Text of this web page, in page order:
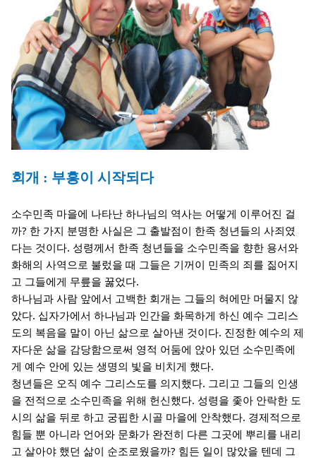
회개 : 부흥이 시작되다
소수민족 마을에 나타난 하나님의 역사는 어떻게 이루어진 걸
까? 한 가지 분명한 사실은 그 출발점이 한족 청년들의 사죄였
다는 것이다. 성령께서 한족 청년들을 소수민족을 향한 용서와
화해의 사역으로 불렀을 때 그들은 기꺼이 민족의 죄를 짊어지
고 그들에게 무릎을 꿇었다.
하나님과 사람 앞에서 고백한 회개는 그들의 혀에만 머물지 않
았다. 십자가에서 하나님과 인간을 화목하게 하신 예수 그리스
도의 복음을 말이 아닌 삶으로 살아낸 것이다. 진정한 예수의 제
자다운 삶을 감당함으로써 영적 어둠에 앉아 있던 소수민족에
게 예수 안에 있는 생명의 빛을 비치게 했다.
청년들은 오직 예수 그리스도를 의지했다. 그리고 그들의 인생
을 전적으로 소수민족을 위해 헌신했다. 성령을 좇아 안락한 도
시의 삶을 뒤로 하고 궁핍한 시골 마을에 안착했다. 경제적으로
힘들 뿐 아니라 언어와 문화가 완전히 다른 그곳에 뿌리를 내리
고 살아야 했던 삶이 순조로웠을까? 힘든 일이 많았을 텐데 그